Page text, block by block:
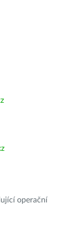
operační